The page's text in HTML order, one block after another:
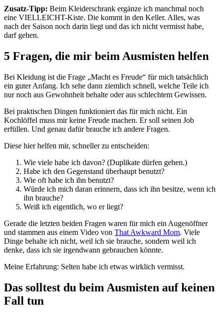
Zusatz-Tipp: Beim Kleiderschrank ergänze ich manchmal noch
eine VIELLEICHT-Kiste. Die kommt in den Keller. Alles, was
nach der Saison noch darin liegt und das ich nicht vermisst habe,
darf gehen.
5 Fragen, die mir beim Ausmisten helfen
Bei Kleidung ist die Frage „Macht es Freude“ für mich tatsächlich
ein guter Anfang. Ich sehe dann ziemlich schnell, welche Teile ich
nur noch aus Gewohnheit behalte oder aus schlechtem Gewissen.
Bei praktischen Dingen funktioniert das für mich nicht. Ein
Kochlöffel muss mir keine Freude machen. Er soll seinen Job
erfüllen. Und genau dafür brauche ich andere Fragen.
Diese hier helfen mir, schneller zu entscheiden:
Wie viele habe ich davon? (Duplikate dürfen gehen.)
Habe ich den Gegenstand überhaupt benutzt?
Wie oft habe ich ihn benutzt?
Würde ich mich daran erinnern, dass ich ihn besitze, wenn ich
ihn brauche?
Weiß ich eigentlich, wo er liegt?
Gerade die letzten beiden Fragen waren für mich ein Augenöffner
und stammen aus einem Video von That Awkward Mom. Viele
Dinge behalte ich nicht, weil ich sie brauche, sondern weil ich
denke, dass ich sie irgendwann gebrauchen könnte.
Meine Erfahrung: Selten habe ich etwas wirklich vermisst.
Das solltest du beim Ausmisten auf keinen
Fall tun